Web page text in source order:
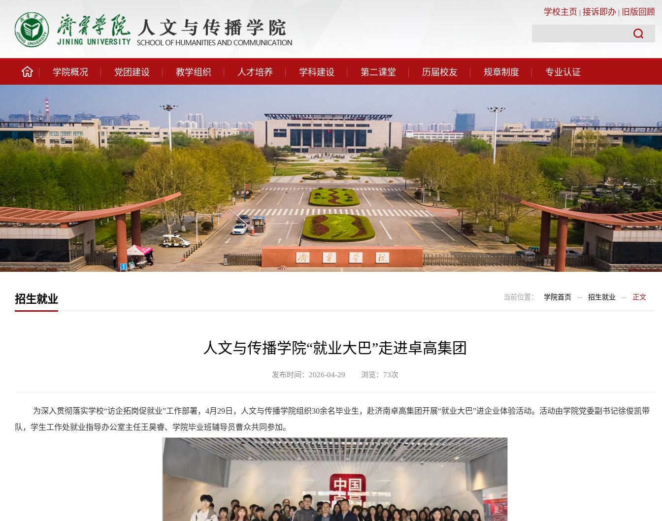
学校主页 接诉即办 旧版回顾
学院概况 党团建设 教学组织 人才培养 学科建设 第二课堂 历届校友 规章制度 专业认证
招生就业 当前位置： 学院首页 -- 招生就业 -- 正文
人文与传播学院“就业大巴”走进卓高集团
发布时间：2026-04-29 浏览： 73次
为深入贯彻落实学校“访企拓岗促就业”工作部署，4月29日，人文与传播学院组织30余名毕业生，赴济南卓高集团开展“就业大巴”进企业体验活动。活动由学院党委副书记徐俊凯带
队，学生工作处就业指导办公室主任王昊睿、学院毕业班辅导员曹众共同参加。